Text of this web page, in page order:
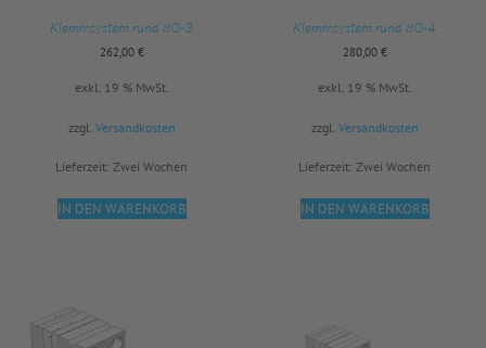
Klemmsystem rund 80-3
262,00 €
exkl. 19 % MwSt.
zzgl. Versandkosten
Lieferzeit: Zwei Wochen
IN DEN WARENKORB
Klemmsystem rund 80-4
280,00 €
exkl. 19 % MwSt.
zzgl. Versandkosten
Lieferzeit: Zwei Wochen
IN DEN WARENKORB